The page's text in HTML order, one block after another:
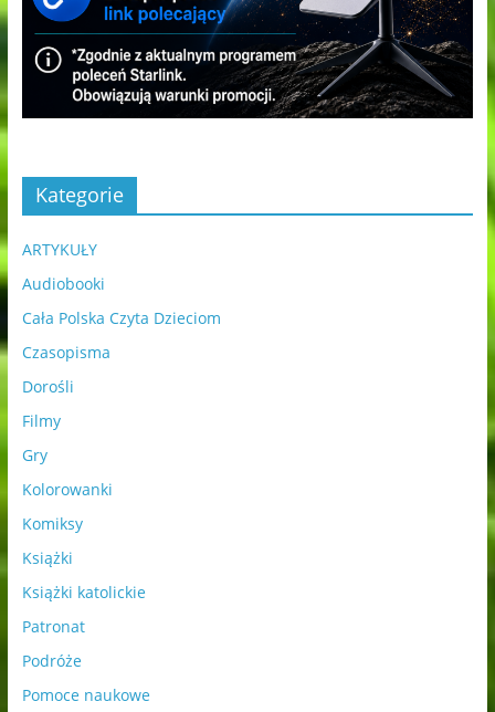
Kategorie
ARTYKUŁY
Audiobooki
Cała Polska Czyta Dzieciom
Czasopisma
Dorośli
Filmy
Gry
Kolorowanki
Komiksy
Książki
Książki katolickie
Patronat
Podróże
Pomoce naukowe